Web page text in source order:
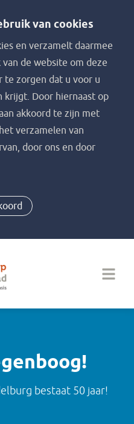
van cookies
en verzamelt daarmee
de website om deze
te zorgen dat u voor u
Door hiernaast op
akkoord te zijn met
verzamelen van
door ons en door
bestaat 50 jaar!